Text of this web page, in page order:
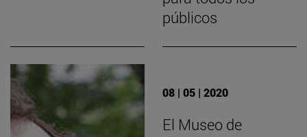
públicos
08 | 05 | 2020
El Museo de